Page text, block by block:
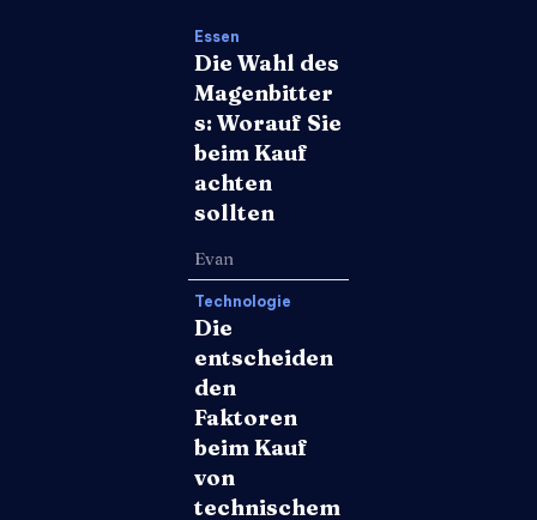
Essen
Die Wahl des
Magenbitter
s: Worauf Sie
beim Kauf
achten
sollten
Evan
Technologie
Die
entscheiden
den
Faktoren
beim Kauf
von
technischem